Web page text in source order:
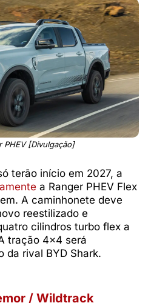
PHEV [Divulgação]
terão início em 2027, a
a Ranger PHEV Flex
A caminhonete deve
reestilizado e
cilindros turbo flex a
tração 4×4 será
da rival BYD Shark.
/ Wildtrack